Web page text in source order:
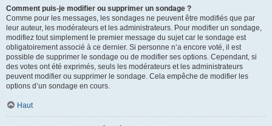
Comment puis-je modifier ou supprimer un sondage ?
Comme pour les messages, les sondages ne peuvent être modifiés que par
leur auteur, les modérateurs et les administrateurs. Pour modifier un sondage,
modifiez tout simplement le premier message du sujet car le sondage est
obligatoirement associé à ce dernier. Si personne n’a encore voté, il est
possible de supprimer le sondage ou de modifier ses options. Cependant, si
des votes ont été exprimés, seuls les modérateurs et les administrateurs
peuvent modifier ou supprimer le sondage. Cela empêche de modifier les
options d’un sondage en cours.
Haut